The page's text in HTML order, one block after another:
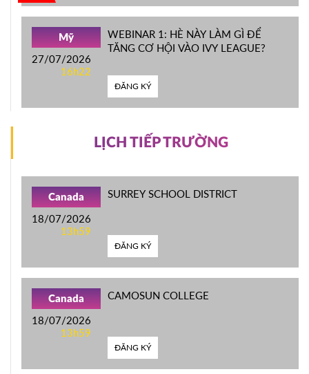
Mỹ
27/07/2026
16h22
WEBINAR 1: HÈ NÀY LÀM GÌ ĐỂ
TĂNG CƠ HỘI VÀO IVY LEAGUE?
ĐĂNG KÝ
LỊCH TIẾP TRƯỜNG
Canada
18/07/2026
13h59
SURREY SCHOOL DISTRICT
ĐĂNG KÝ
Canada
18/07/2026
13h59
CAMOSUN COLLEGE
ĐĂNG KÝ